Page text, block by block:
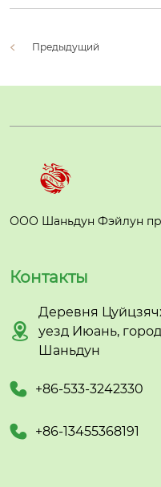
Предыдущий
ООО Шаньдун Фэйлун
Контакты

Деревня
уезд Июань,
Шаньдун
 +86-533-3242330
 +86-13455368191